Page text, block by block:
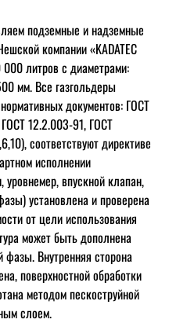
подземные и надземные
компании «KADATEC
литров с диаметрами:
мм. Все газгольдеры
документов: ГОСТ
12.2.003-91, ГОСТ
соответствуют директиве
исполнении
впускной клапан,
установлена и проверена
от цели использования
может быть дополнена
Внутренняя сторона
поверхностной обработки
методом пескоструйной
слоем.